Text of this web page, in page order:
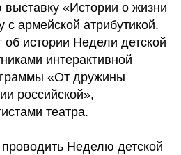
«Истории о жизни
с армейской атрибутикой.
истории Недели детской
интерактивной
«От дружины
российской»,
театра.
Неделю детской